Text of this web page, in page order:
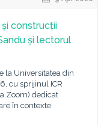
construcții
și lectorul
la Universitatea din
cu sprijinul ICR
Zoom) dedicat
în contexte